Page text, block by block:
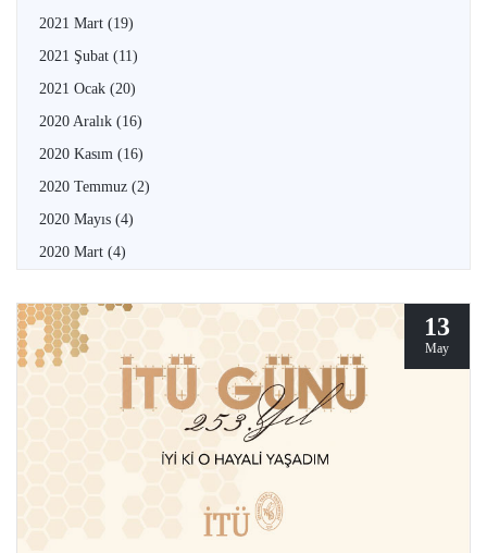
2021 Mart (19)
2021 Şubat (11)
2021 Ocak (20)
2020 Aralık (16)
2020 Kasım (16)
2020 Temmuz (2)
2020 Mayıs (4)
2020 Mart (4)
13
May